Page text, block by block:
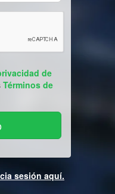
de
Términos de
sesión aquí.